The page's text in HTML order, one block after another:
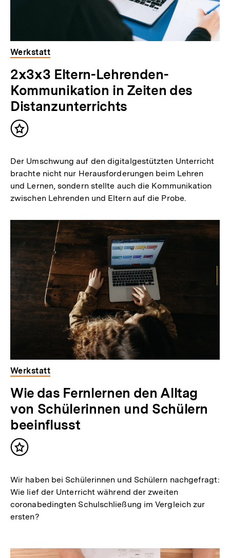
Werkstatt
2x3x3 Eltern-Lehrenden-
Kommunikation in Zeiten des
Distanzunterrichts
Inhalt
Der Umschwung auf den digitalgestützten Unterricht
brachte nicht nur Herausforderungen beim Lehren
und Lernen, sondern stellte auch die Kommunikation
zwischen Lehrenden und Eltern auf die Probe.
Werkstatt
Wie das Fernlernen den Alltag
von Schülerinnen und Schülern
beeinflusst
Inhalt
Wir haben bei Schülerinnen und Schülern nachgefragt:
Wie lief der Unterricht während der zweiten
coronabedingten Schulschließung im Vergleich zur
ersten?